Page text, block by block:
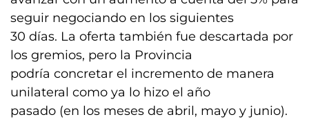
seguir negociando en los siguientes
30 días. La oferta también fue descartada por
los gremios, pero la Provincia
podría concretar el incremento de manera
unilateral como ya lo hizo el año
pasado (en los meses de abril, mayo y junio).